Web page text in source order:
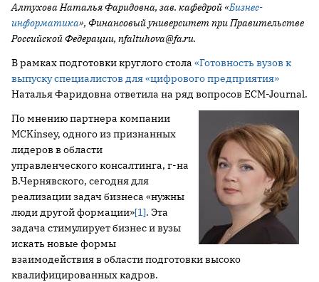
Алтухова Наталья Фаридовна, зав. кафедрой «Бизнес-
информатика», Финансовый университет при Правительстве
Российской Федерации, nfaltuhova@fa.ru.
В рамках подготовки круглого стола «Готовность вузов к
выпуску специалистов для «цифрового предприятия»
Наталья Фаридовна ответила на ряд вопросов ECM-Journal.
По мнению партнера компании
MCKinsey, одного из признанных
лидеров в области
управленческого консалтинга, г-на
В.Чернявского, сегодня для
реализации задач бизнеса «нужны
люди другой формации»[1]. Эта
задача стимулирует бизнес и вузы
искать новые формы
взаимодействия в области подготовки высоко
квалифицированных кадров.